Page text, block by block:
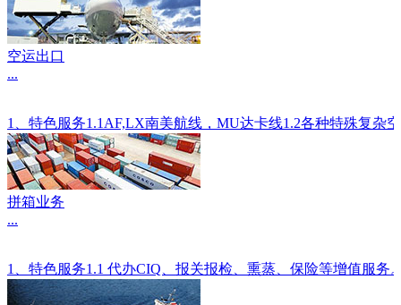
空运出口
...
1、特色服务1.1AF,LX南美航线，MU达卡线1.2各种特殊复杂
拼箱业务
...
1、特色服务1.1 代办CIQ、报关报检、熏蒸、保险等增值服